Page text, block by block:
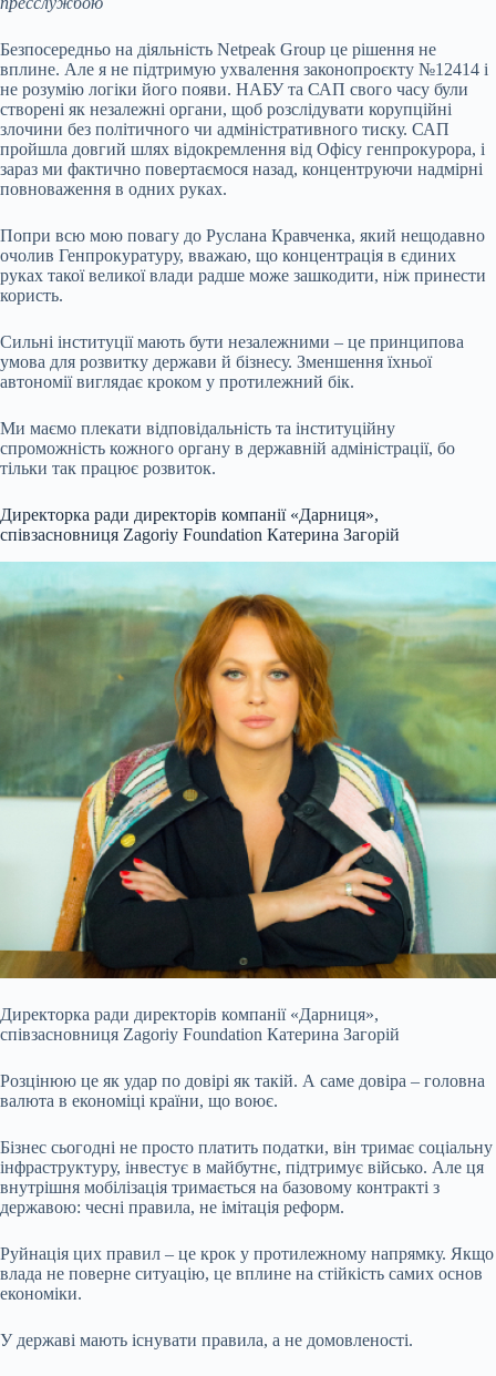
Безпосередньо на діяльність Netpeak Group це рішення не
вплине. Але я не підтримую ухвалення законопроєкту №12414 і
не розумію логіки його появи. НАБУ та САП свого часу були
створені як незалежні органи, щоб розслідувати корупційні
злочини без політичного чи адміністративного тиску. САП
пройшла довгий шлях відокремлення від Офісу генпрокурора, і
зараз ми фактично повертаємося назад, концентруючи надмірні
повноваження в одних руках.
Попри всю мою повагу до Руслана Кравченка, який нещодавно
очолив Генпрокуратуру, вважаю, що концентрація в єдиних
руках такої великої влади радше може зашкодити, ніж принести
користь.
Сильні інституції мають бути незалежними – це принципова
умова для розвитку держави й бізнесу. Зменшення їхньої
автономії виглядає кроком у протилежний бік.
Ми маємо плекати відповідальність та інституційну
спроможність кожного органу в державній адміністрації, бо
тільки так працює розвиток.
Директорка ради директорів компанії «Дарниця»,
співзасновниця Zagoriy Foundation Катерина Загорій
Директорка ради директорів компанії «Дарниця»,
співзасновниця Zagoriy Foundation Катерина Загорій
Розцінюю це як удар по довірі як такій. А саме довіра – головна
валюта в економіці країни, що воює.
Бізнес сьогодні не просто платить податки, він тримає соціальну
інфраструктуру, інвестує в майбутнє, підтримує військо. Але ця
внутрішня мобілізація тримається на базовому контракті з
державою: чесні правила, не імітація реформ.
Руйнація цих правил – це крок у протилежному напрямку. Якщо
влада не поверне ситуацію, це вплине на стійкість самих основ
економіки.
У державі мають існувати правила, а не домовленості.